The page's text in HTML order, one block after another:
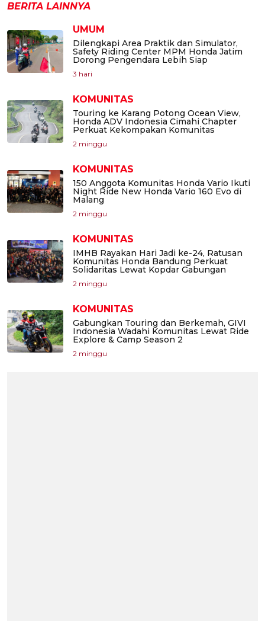
BERITA LAINNYA
UMUM
Dilengkapi Area Praktik dan Simulator,
Safety Riding Center MPM Honda Jatim
Dorong Pengendara Lebih Siap
3 hari
KOMUNITAS
Touring ke Karang Potong Ocean View,
Honda ADV Indonesia Cimahi Chapter
Perkuat Kekompakan Komunitas
2 minggu
KOMUNITAS
150 Anggota Komunitas Honda Vario Ikuti
Night Ride New Honda Vario 160 Evo di
Malang
2 minggu
KOMUNITAS
IMHB Rayakan Hari Jadi ke-24, Ratusan
Komunitas Honda Bandung Perkuat
Solidaritas Lewat Kopdar Gabungan
2 minggu
KOMUNITAS
Gabungkan Touring dan Berkemah, GIVI
Indonesia Wadahi Komunitas Lewat Ride
Explore & Camp Season 2
2 minggu